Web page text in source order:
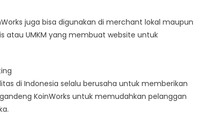
juga bisa digunakan di merchant lokal maupun
atau UMKM yang membuat website untuk
di Indonesia selalu berusaha untuk memberikan
KoinWorks untuk memudahkan pelanggan